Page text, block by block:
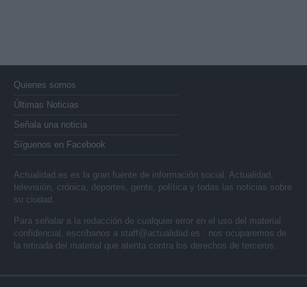
Quienes somos
Últimas Noticias
Señala una noticia
Síguenos en Facebook
Actualidad.es es la gran fuente de información social. Actualidad,
televisión, crónica, deportes, gente, política y todas las noticias sobre
su ciudad.
Para señalar a la redacción de cualquier error en el uso del material
confidencial, escríbanos a staff@actualidad.es : nos ocuparemos de
la retirada del material que atenta contra los derechos de terceros.